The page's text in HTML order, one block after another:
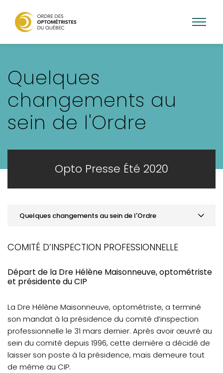
contenu
principal
Quelques
changements au
sein de l'Ordre
Opto Presse Été 2020
Quelques changements au sein de l'Ordre
ACTUALITÉS
Message aux nouveaux optométristes
Quelques changements au sein de l'Ordre
Avis de radiation temporaire / Avis de limitation
MOT DU CPRO
COMITÉ D’INSPECTION PROFESSIONNELLE
Départ de la Dre Hélène Maisonneuve, optométriste
et présidente du CIP
La Dre Hélène Maisonneuve, optométriste, a terminé
son mandat à la présidence du comité d’inspection
professionnelle le 31 mars dernier. Après avoir œuvré au
sein du comité depuis 1996, cette dernière a décidé de
laisser son poste à la présidence, mais demeure tout
de même au CIP.